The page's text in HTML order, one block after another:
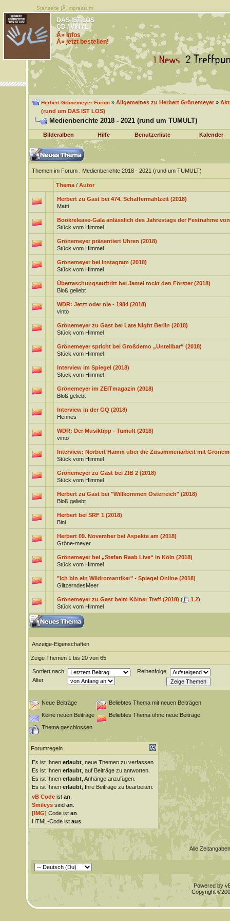
Startseite |Â Impressum
DAS IST LOS
CD / VINYL
Â» Infos
Â» jetzt bestellen!
Herbert Grönemeyer Forum» Allgemeines zu Herbert Grönemeyer»
(rund um DAS IST LOS)
Medienberichte 2018 - 2021 (rund um TUMULT)
Bilderalben Hilfe Benutzerliste Kalender
Themen im Forum: Medienberichte 2018 - 2021 (rund um TUMULT)
Thema/ Autor
Herbert zu Gast bei 474. Schaffermahlzeit (2018)
Matti
Bookrelease-Gala anlässlich des Jahrestags der Festnahme
Stück vom Himmel
Grönemeyer präsentiert Uhren (2018)
Stück vom Himmel
Grönemeyer bei Instagram (2018)
Stück vom Himmel
Überraschungsauftritt bei Jamel rockt den Förster (2018)
Bloß geliebt
WDR: Jetzt oder nie - 1984 (2018)
vinto
Grönemeyer zu Gast bei Late Night Berlin (2018)
Stück vom Himmel
Grönemeyer spricht bei Großdemo „Unteilbar“ (2018)
Stück vom Himmel
Interview im Spiegel (2018)
Stück vom Himmel
Grönemeyer im ZEITmagazin (2018)
Bloß geliebt
Interview in der GQ (2018)
Hennes
WDR: Der Musiktipp - Tumult (2018)
vinto
Interview: Norbert Hamm über die Zusammenarbeit mit
Stück vom Himmel
Grönemeyer zu Gast bei ZIB 2 (2018)
Stück vom Himmel
Herbert zu Gast bei "Willkommen Österreich" (2018)
Bloß geliebt
Herbert bei SRF 1 (2018)
Bini
Herbert 09. November bei Aspekte am (2018)
Gröne-meyer
Grönemeyer bei „Stefan Raab Live“ in Köln (2018)
Stück vom Himmel
"Ich bin ein Wildromantiker" - Spiegel Online (2018)
GlitzerndesMeer
Grönemeyer zu Gast beim Kölner Treff (2018) ( 1 2)
Stück vom Himmel
Anzeige-Eigenschaften
Zeige Themen 1 bis 20 von 65
Sortiert nach
Reihenfolge
Alter
Neue Beiträge
Beliebtes Thema mit neuen Beiträgen
Keine neuen Beiträge
Beliebtes Thema ohne neue Beiträge
Thema geschlossen
Forumregeln
Es ist Ihnen erlaubt, neue Themen zu verfassen.
Es ist Ihnen erlaubt, auf Beiträge zu antworten.
Es ist Ihnen erlaubt, Anhänge anzufügen.
Es ist Ihnen erlaubt, Ihre Beiträge zu bearbeiten.
vB Codeist an
Smileyssind an
[IMG] Code ist an
HTML-Code ist aus.
Alle
Powered by
Copyright